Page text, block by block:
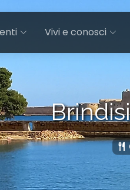
Vivi e conosci